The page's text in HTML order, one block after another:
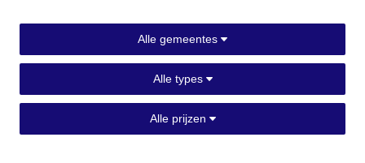
Alle gemeentes
Alle types
Alle prijzen